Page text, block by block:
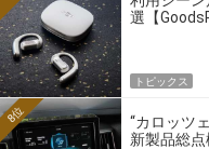
選【
トピックス
“カロッツ
新製品総点
8位